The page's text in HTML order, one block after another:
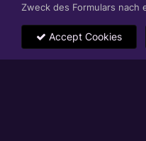
Zweck des Formulars
Accept Cookies